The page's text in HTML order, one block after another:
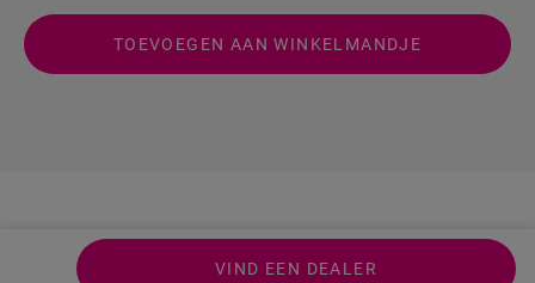
TOEVOEGEN AAN WINKELMANDJE
VIND EEN DEALER